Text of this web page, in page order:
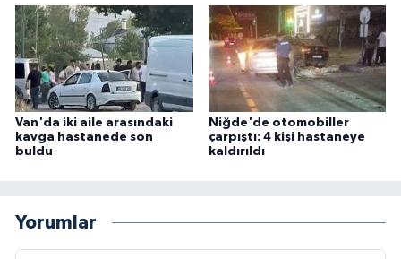
Van'da iki aile arasındaki
kavga hastanede son
buldu
Niğde'de otomobiller
çarpıştı: 4 kişi hastaneye
kaldırıldı
Yorumlar